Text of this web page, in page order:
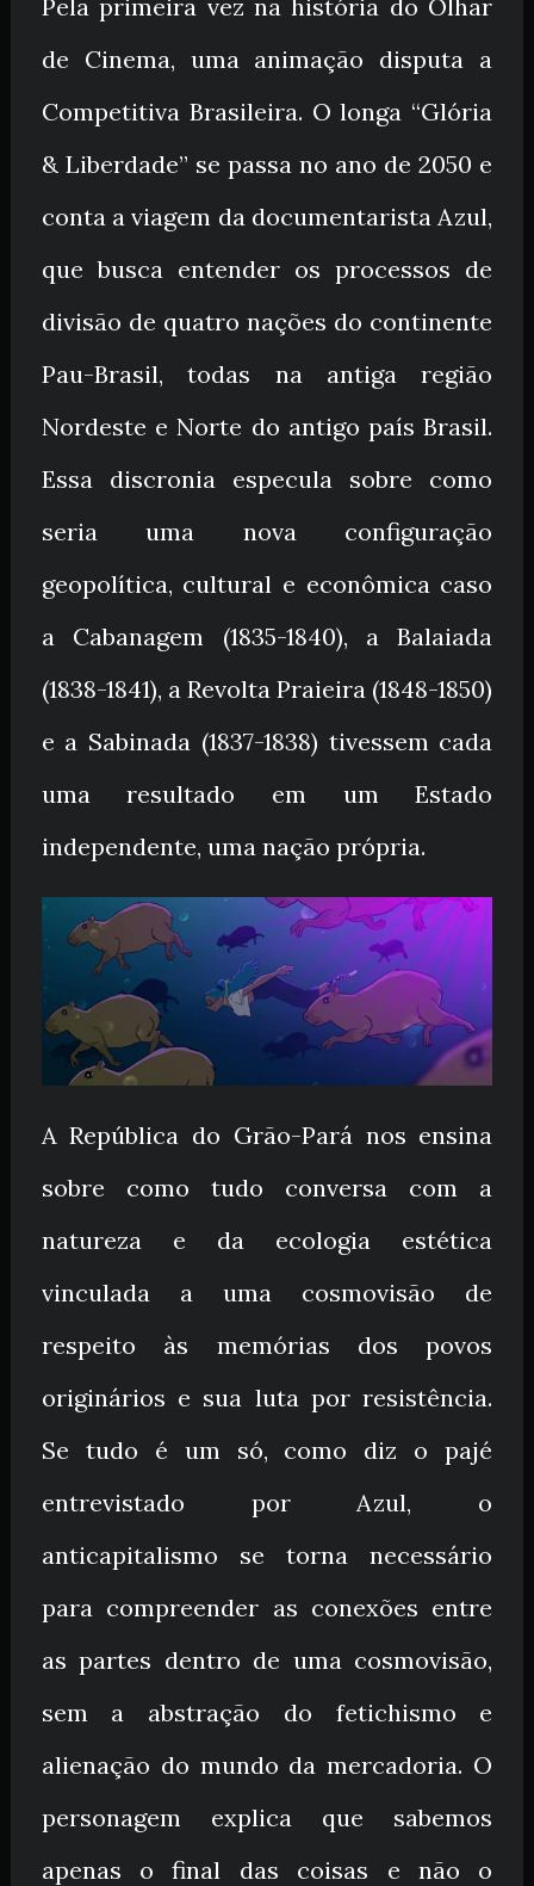
Pela primeira vez na história do Olhar
de Cinema, uma animação disputa a
Competitiva Brasileira. O longa “Glória
& Liberdade” se passa no ano de 2050 e
conta a viagem da documentarista Azul,
que busca entender os processos de
divisão de quatro nações do continente
Pau-Brasil, todas na antiga região
Nordeste e Norte do antigo país Brasil.
Essa discronia especula sobre como
seria uma nova configuração
geopolítica, cultural e econômica caso
a Cabanagem (1835-1840), a Balaiada
(1838-1841), a Revolta Praieira (1848-1850)
e a Sabinada (1837-1838) tivessem cada
uma resultado em um Estado
independente, uma nação própria.
A República do Grão-Pará nos ensina
sobre como tudo conversa com a
natureza e da ecologia estética
vinculada a uma cosmovisão de
respeito às memórias dos povos
originários e sua luta por resistência.
Se tudo é um só, como diz o pajé
entrevistado por Azul, o
anticapitalismo se torna necessário
para compreender as conexões entre
as partes dentro de uma cosmovisão,
sem a abstração do fetichismo e
alienação do mundo da mercadoria. O
personagem explica que sabemos
apenas o final das coisas e não o